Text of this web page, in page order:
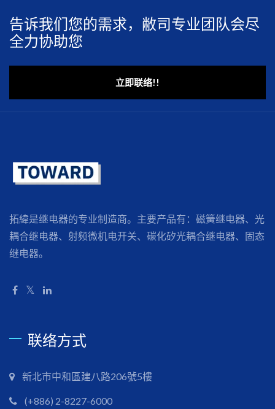
告诉我们您的需求，敝司专业团队会尽
全力协助您
立即联络!!
拓緯是继电器的专业制造商。主要产品有：磁簧继电器、光
耦合继电器、射频微机电开关、碳化矽光耦合继电器、固态
继电器。
联络方式
新北市中和區建八路206號5樓
(+886) 2-8227-6000